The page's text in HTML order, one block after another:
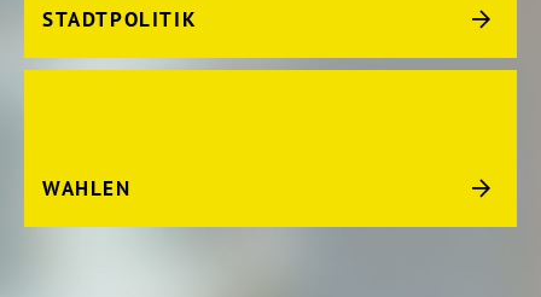
STADTPOLITIK
WAHLEN